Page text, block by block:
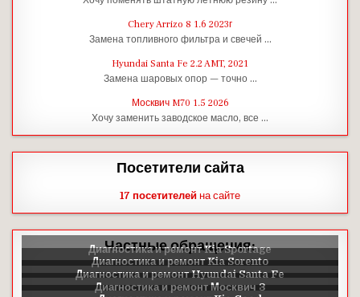
Chery Arrizo 8 1.6 2023г
Замена топливного фильтра и свечей …
Hyundai Santa Fe 2.2 AMT, 2021
Замена шаровых опор — точно …
Москвич M70 1.5 2026
Хочу заменить заводское масло, все …
Посетители сайта
17 посетителей на сайте
Частные обращения: